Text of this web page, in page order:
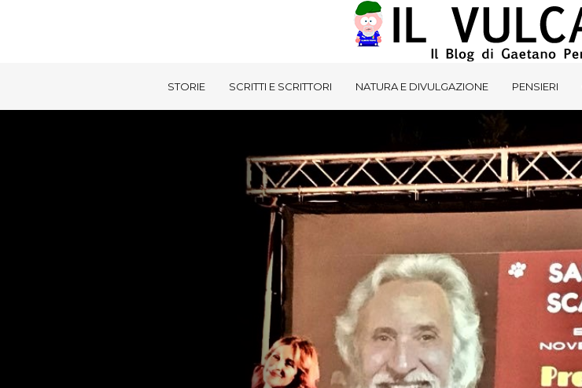
STORIE SCRITTI E SCRITTORI NATURA E DIVULGAZIONE PENSIERI